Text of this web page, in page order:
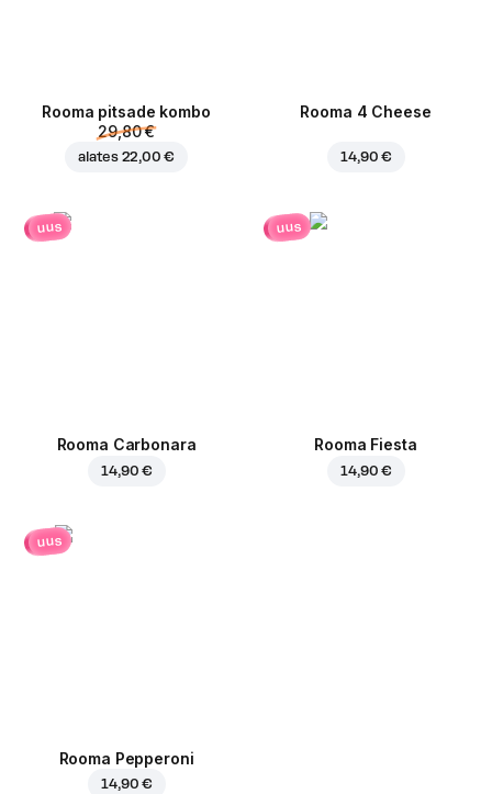
Rooma pitsade kombo
29,80 €
alates 22,00 €
Rooma 4 Cheese
14,90 €
uus
Rooma Carbonara
14,90 €
uus
Rooma Fiesta
14,90 €
uus
Rooma Pepperoni
14,90 €